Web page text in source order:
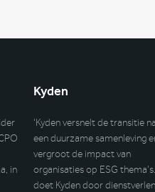
in
Kyden
‘Kyden versnelt de transitie
een duurzame samenleving
vergroot de impact van
organisaties op ESG
doet Kyden door